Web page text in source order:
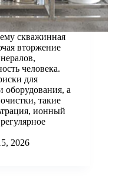
скважинная
вторжение
человека.
для
оборудования, а
такие
ионный
2026